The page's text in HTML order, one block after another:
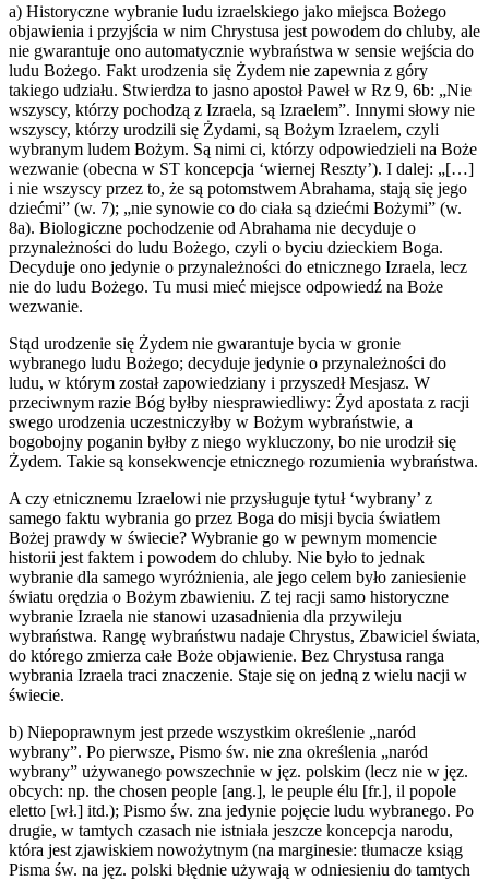
a) Historyczne wybranie ludu izraelskiego jako miejsca Bożego
objawienia i przyjścia w nim Chrystusa jest powodem do chluby, ale
nie gwarantuje ono automatycznie wybraństwa w sensie wejścia do
ludu Bożego. Fakt urodzenia się Żydem nie zapewnia z góry
takiego udziału. Stwierdza to jasno apostoł Paweł w Rz 9, 6b: „Nie
wszyscy, którzy pochodzą z Izraela, są Izraelem”. Innymi słowy nie
wszyscy, którzy urodzili się Żydami, są Bożym Izraelem, czyli
wybranym ludem Bożym. Są nimi ci, którzy odpowiedzieli na Boże
wezwanie (obecna w ST koncepcja ‘wiernej Reszty’). I dalej: „[…]
i nie wszyscy przez to, że są potomstwem Abrahama, stają się jego
dziećmi” (w. 7); „nie synowie co do ciała są dziećmi Bożymi” (w.
8a). Biologiczne pochodzenie od Abrahama nie decyduje o
przynależności do ludu Bożego, czyli o byciu dzieckiem Boga.
Decyduje ono jedynie o przynależności do etnicznego Izraela, lecz
nie do ludu Bożego. Tu musi mieć miejsce odpowiedź na Boże
wezwanie.
Stąd urodzenie się Żydem nie gwarantuje bycia w gronie
wybranego ludu Bożego; decyduje jedynie o przynależności do
ludu, w którym został zapowiedziany i przyszedł Mesjasz. W
przeciwnym razie Bóg byłby niesprawiedliwy: Żyd apostata z racji
swego urodzenia uczestniczyłby w Bożym wybraństwie, a
bogobojny poganin byłby z niego wykluczony, bo nie urodził się
Żydem. Takie są konsekwencje etnicznego rozumienia wybraństwa.
A czy etnicznemu Izraelowi nie przysługuje tytuł ‘wybrany’ z
samego faktu wybrania go przez Boga do misji bycia światłem
Bożej prawdy w świecie? Wybranie go w pewnym momencie
historii jest faktem i powodem do chluby. Nie było to jednak
wybranie dla samego wyróżnienia, ale jego celem było zaniesienie
światu orędzia o Bożym zbawieniu. Z tej racji samo historyczne
wybranie Izraela nie stanowi uzasadnienia dla przywileju
wybraństwa. Rangę wybraństwu nadaje Chrystus, Zbawiciel świata,
do którego zmierza całe Boże objawienie. Bez Chrystusa ranga
wybrania Izraela traci znaczenie. Staje się on jedną z wielu nacji w
świecie.
b) Niepoprawnym jest przede wszystkim określenie „naród
wybrany”. Po pierwsze, Pismo św. nie zna określenia „naród
wybrany” używanego powszechnie w jęz. polskim (lecz nie w jęz.
obcych: np. the chosen people [ang.], le peuple élu [fr.], il popole
eletto [wł.] itd.); Pismo św. zna jedynie pojęcie ludu wybranego. Po
drugie, w tamtych czasach nie istniała jeszcze koncepcja narodu,
która jest zjawiskiem nowożytnym (na marginesie: tłumacze ksiąg
Pisma św. na jęz. polski błędnie używają w odniesieniu do tamtych